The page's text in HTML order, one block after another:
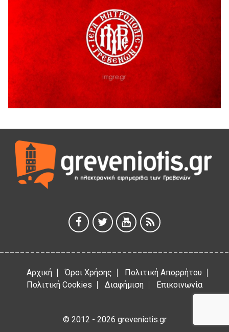
H παραδοχή λαθών είναι (και) δύναμη
5 Αυγούστου 2026
Ο ΑΝΔΡΕΑΣ ΑΣΛΑΝΙΔΗΣ ΣΥΝΕΧΙΖΕΙ ΣΤΟΝ ΠΡΩΤΕΑ
ΓΡΕΒΕΝΩΝ
5 Αυγούστου 2026
Ευχαριστήριο Εκπολιτιστικού Συλλόγου Ταξιάρχη προς κ.
Παρασχάκη Αθανάσιο
Διακοπή υδροδότησης του Α΄ κλάδου ύδρευσης
5 Αυγούστου 2026
Η Marseaux στα Γρεβενά για μια μοναδική συναυλία
5 Αυγούστου 2026
Θερινό Σινεμά στο πλαίσιο του «Πολιτιστικού
5 Αυγούστου 2026
Αρχική Όροι Χρήσης
Πολιτική Απορρήτου
Πολιτική Cookies
Διαφήμιση Επικοινωνία
© 2012 - 2026 greveniotis.gr